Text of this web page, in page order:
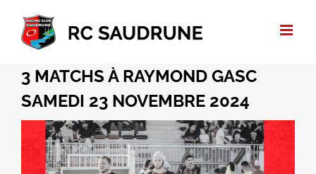
Passer
contenu
3 MATCHS À RAYMOND GASC
SAMEDI 23 NOVEMBRE 2024